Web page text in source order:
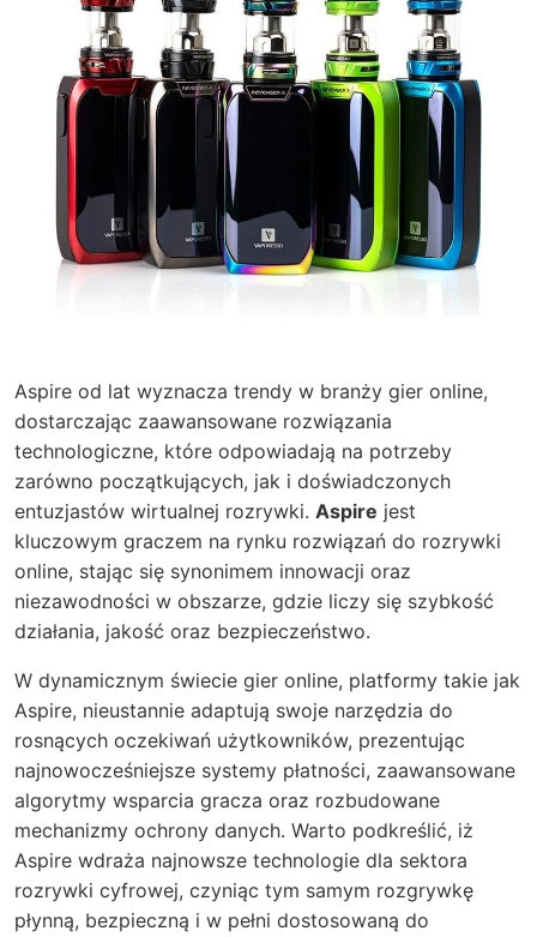
Aspire od lat wyznacza trendy w branży gier online,
dostarczając zaawansowane rozwiązania
technologiczne, które odpowiadają na potrzeby
zarówno początkujących, jak i doświadczonych
entuzjastów wirtualnej rozrywki. Aspire jest
kluczowym graczem na rynku rozwiązań do rozrywki
online, stając się synonimem innowacji oraz
niezawodności w obszarze, gdzie liczy się szybkość
działania, jakość oraz bezpieczeństwo.
W dynamicznym świecie gier online, platformy takie jak
Aspire, nieustannie adaptują swoje narzędzia do
rosnących oczekiwań użytkowników, prezentując
najnowocześniejsze systemy płatności, zaawansowane
algorytmy wsparcia gracza oraz rozbudowane
mechanizmy ochrony danych. Warto podkreślić, iż
Aspire wdraża najnowsze technologie dla sektora
rozrywki cyfrowej, czyniąc tym samym rozgrywkę
płynną, bezpieczną i w pełni dostosowaną do